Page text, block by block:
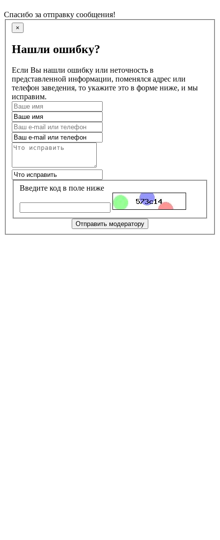
Спасибо за отправку сообщения!
×
Нашли ошибку?
Если Вы нашли ошибку или неточность в
представленной информации, поменялся адрес или
телефон заведения, то укажите это в форме ниже, и мы
исправим.
Введите код в поле ниже
Отправить модератору